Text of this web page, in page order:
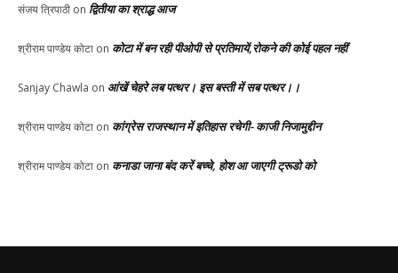
संजय त्रिपाठी on द्वितीया का श्राद्ध आज
श्रीराम पाण्डेय कोटा on कोटा में बन रही पीओपी से प्रतिमायें,रोकने की कोई पहल नहीं
Sanjay Chawla on आंखें चेहरे लब पत्थर। इस बस्ती में सब पत्थर।।
श्रीराम पाण्डेय कोटा on कांग्रेस राजस्थान में इतिहास रचेगी- काजी निजामुद्दीन
श्रीराम पाण्डेय कोटा on कनाडा जाना बंद करें बच्चे, होश आ जाएगी ट्रूडो को